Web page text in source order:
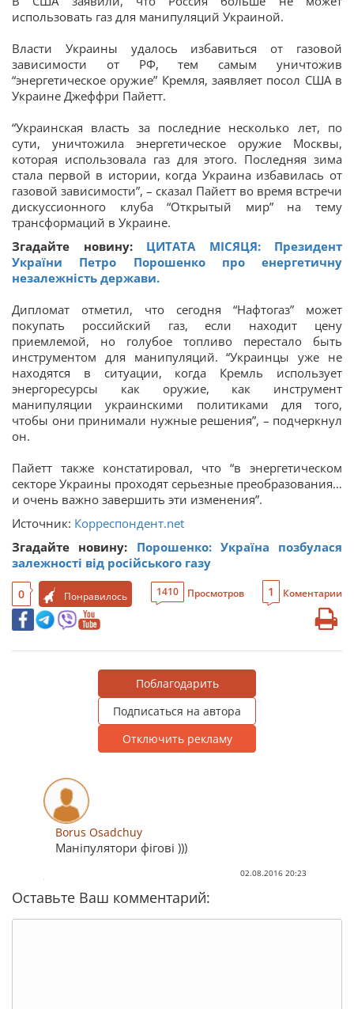
использовать газ для манипуляций Украиной.
Власти Украины удалось избавиться от газовой
зависимости от РФ, тем самым уничтожив
“энергетическое оружие” Кремля, заявляет посол США в
Украине Джеффри Пайетт.
“Украинская власть за последние несколько лет, по
сути, уничтожила энергетическое оружие Москвы,
которая использовала газ для этого. Последняя зима
стала первой в истории, когда Украина избавилась от
газовой зависимости”, – сказал Пайетт во время встречи
дискуссионного клуба “Открытый мир” на тему
трансформаций в Украине.
Згадайте новину: ЦИТАТА МІСЯЦЯ: Президент
України Петро Порошенко про енергетичну
незалежність держави.
Дипломат отметил, что сегодня “Нафтогаз” может
покупать российский газ, если находит цену
приемлемой, но голубое топливо перестало быть
инструментом для манипуляций. “Украинцы уже не
находятся в ситуации, когда Кремль использует
энергоресурсы как оружие, как инструмент
манипуляции украинскими политиками для того,
чтобы они принимали нужные решения”, – подчеркнул
он.
Пайетт также констатировал, что “в энергетическом
секторе Украины проходят серьезные преобразования…
и очень важно завершить эти изменения”.
Источник: Корреспондент.net
Згадайте новину: Порошенко: Україна позбулася
залежності від російського газу
0 Понравилось 1410 Просмотров 1 Коментарии
Поблагодарить
Подписаться на автора
Отключить рекламу
Borus Osadchuy
Маніпулятори фігові )))
02.08.2016 20:23
Оставьте Ваш комментарий: